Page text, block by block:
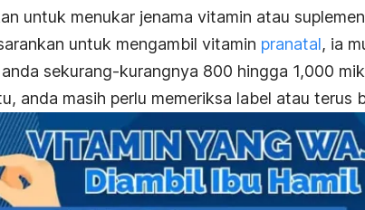
untuk menukar jenama vitamin atau
untuk mengambil vitamin pranatal, ia
sekurang-kurangnya 800 hingga 1,000
anda masih perlu memeriksa label atau terus